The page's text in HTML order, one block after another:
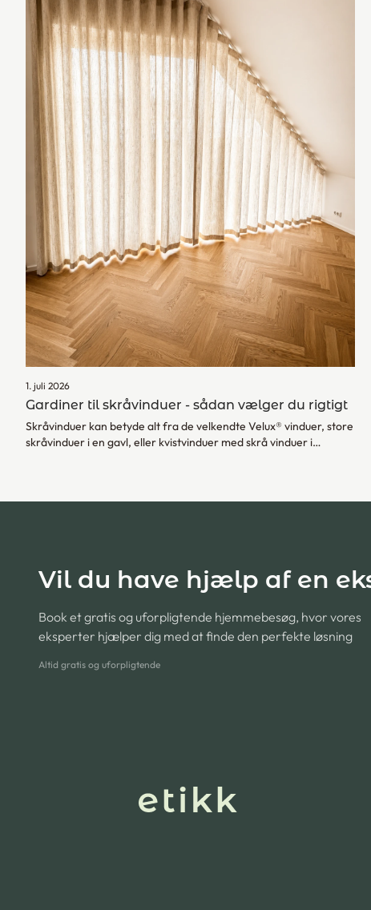
1. juli 2026
Gardiner til skråvinduer - sådan vælger du rigtigt
Skråvinduer kan betyde alt fra de velkendte Velux® vinduer, store
skråvinduer i en gavl, eller kvistvinduer med skrå vinduer i
Vil du have hjælp af en
Book et gratis og uforpligtende hjemmebesøg, hvor vores
eksperter hjælper dig med at finde den perfekte løsning
Altid gratis og uforpligtende